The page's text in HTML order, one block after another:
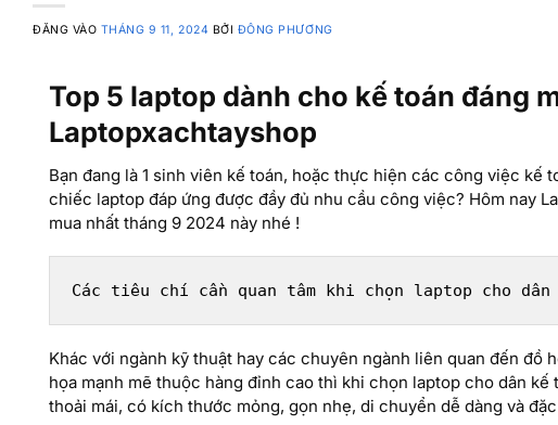
ĐĂNG VÀO THÁNG 9 11, 2024 BỞI ĐÔNG PHƯƠNG
Top 5 laptop dành cho kế toán đáng
Laptopxachtayshop
Bạn đang là 1 sinh viên kế toán, hoặc thực hiện các công việc
chiếc laptop đáp ứng được đầy đủ nhu cầu công việc? Hôm nay
mua nhất tháng 9 2024 này nhé !
Các tiêu chí cần quan tâm khi chọn laptop cho dân
Khác với ngành kỹ thuật hay các chuyên ngành liên quan đến
họa mạnh mẽ thuộc hàng đỉnh cao thì khi chọn laptop cho dân
thoải mái, có kích thước mỏng, gọn nhẹ, di chuyển dễ dàng và